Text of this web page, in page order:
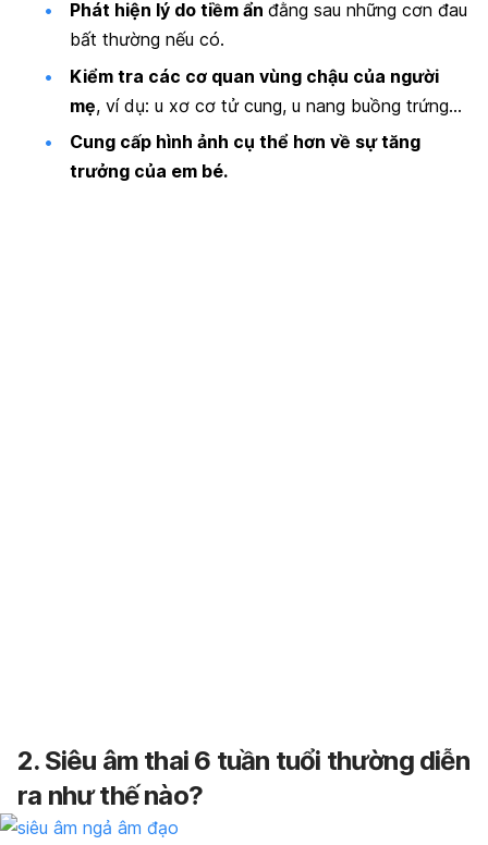
Phát hiện lý do tiềm ẩn đằng sau những cơn đau
bất thường nếu có.
Kiểm tra các cơ quan vùng chậu của người
mẹ, ví dụ: u xơ cơ tử cung, u nang buồng trứng…
Cung cấp hình ảnh cụ thể hơn về sự tăng
trưởng của em bé.
2. Siêu âm thai 6 tuần tuổi thường diễn
ra như thế nào?